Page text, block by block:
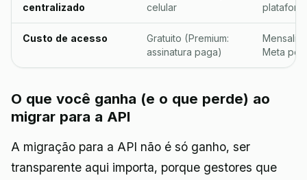
centralizado
celular
Custo de acesso
Gratuito (Premium:
assinatura paga)
Meta por
O que você ganha (e o que perde) ao
migrar para a API
A migração para a API não é só ganho, ser
transparente aqui importa, porque gestores que